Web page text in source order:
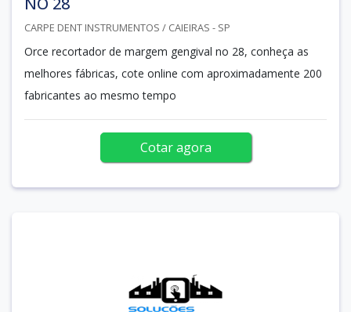
CARPE DENT INSTRUMENTOS / CAIEIRAS - SP
Orce recortador de margem gengival no 28, conheça as
melhores fábricas, cote online com aproximadamente 200
fabricantes ao mesmo tempo
Cotar agora